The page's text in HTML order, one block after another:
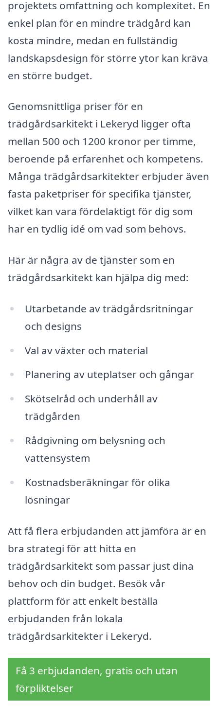
projektets omfattning och komplexitet. En
enkel plan för en mindre trädgård kan
kosta mindre, medan en fullständig
landskapsdesign för större ytor kan kräva
en större budget.
Genomsnittliga priser för en
trädgårdsarkitekt i Lekeryd ligger ofta
mellan 500 och 1200 kronor per timme,
beroende på erfarenhet och kompetens.
Många trädgårdsarkitekter erbjuder även
fasta paketpriser för specifika tjänster,
vilket kan vara fördelaktigt för dig som
har en tydlig idé om vad som behövs.
Här är några av de tjänster som en
trädgårdsarkitekt kan hjälpa dig med:
Utarbetande av trädgårdsritningar
och designs
Val av växter och material
Planering av uteplatser och gångar
Skötselråd och underhåll av
trädgården
Rådgivning om belysning och
vattensystem
Kostnadsberäkningar för olika
lösningar
Att få flera erbjudanden att jämföra är en
bra strategi för att hitta en
trädgårdsarkitekt som passar just dina
behov och din budget. Besök vår
plattform för att enkelt beställa
erbjudanden från lokala
trädgårdsarkitekter i Lekeryd.
Få 3 erbjudanden, gratis och utan
förpliktelser